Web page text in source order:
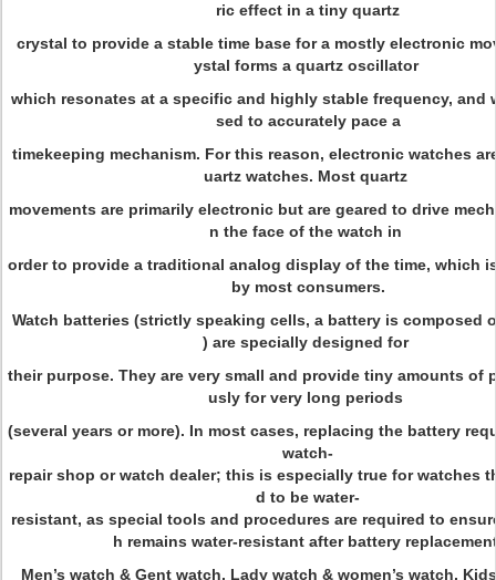
ric effect in a tiny quartz
crystal to provide a stable time base for a mostly electronic
ystal forms a quartz oscillator
which resonates at a specific and highly stable frequency, and
sed to accurately pace a
timekeeping mechanism. For this reason, electronic watches
uartz watches. Most quartz
movements are primarily electronic but are geared to drive
n the face of the watch in
order to provide a traditional analog display of the time, which
by most consumers.
Watch batteries (strictly speaking cells, a battery is composed
) are specially designed for
their purpose. They are very small and provide tiny amounts of
usly for very long periods
(several years or more). In most cases, replacing the battery
watch-
repair shop or watch dealer; this is especially true for watches
d to be water-
resistant, as special tools and procedures are required to
h remains water-resistant after battery
Men’s watch & Gent watch, Lady watch & women’s watch,